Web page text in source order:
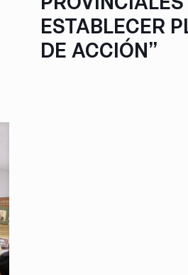
ESTABLECER
DE ACCIÓN”